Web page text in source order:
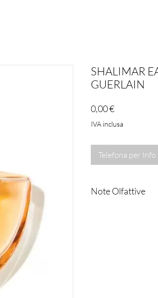
SHALIMAR
GUERLAIN
0,00 €Prezzo
IVA inclusa
Telefona per Info
Note Olfattive